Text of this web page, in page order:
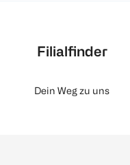
Filialfinder
Dein Weg zu uns